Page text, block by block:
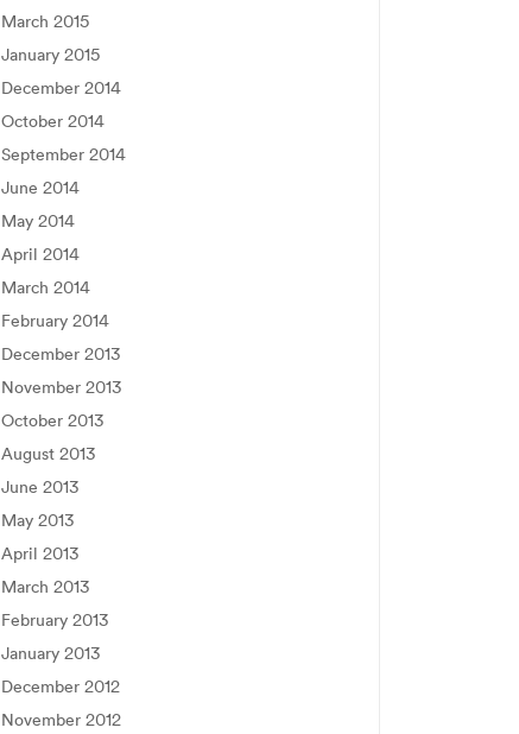
March 2015
January 2015
December 2014
October 2014
September 2014
June 2014
May 2014
April 2014
March 2014
February 2014
December 2013
November 2013
October 2013
August 2013
June 2013
May 2013
April 2013
March 2013
February 2013
January 2013
December 2012
November 2012